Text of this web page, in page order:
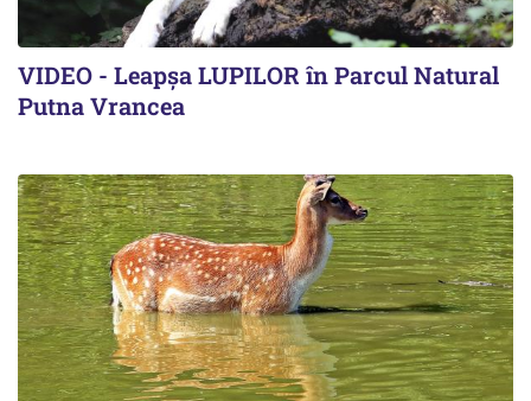
VIDEO - Leapșa LUPILOR în Parcul Natural
Putna Vrancea